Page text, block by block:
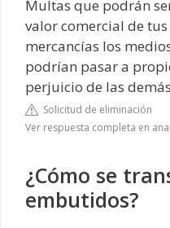
Multas que podrán
valor comercial de
mercancías los
podrían pasar a
perjuicio de las
Solicitud de eliminación
Ver respuesta completa en
¿Cómo se
embutidos?